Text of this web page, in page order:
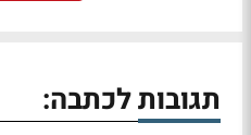
תגובות לכתבה: